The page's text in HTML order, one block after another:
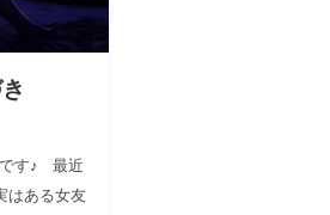
です♪ 最近
はある女友